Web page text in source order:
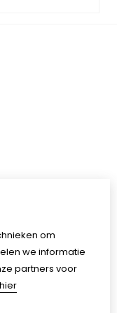
om
we informatie
partners voor
hier